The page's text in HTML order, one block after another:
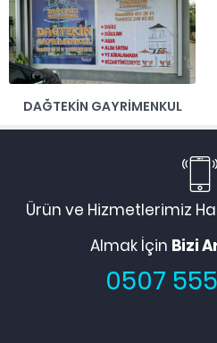
DAĞTEKİN GAYRİMENKUL
Ürün ve Hizmetlerimiz
Almak İçin Bizi
0507